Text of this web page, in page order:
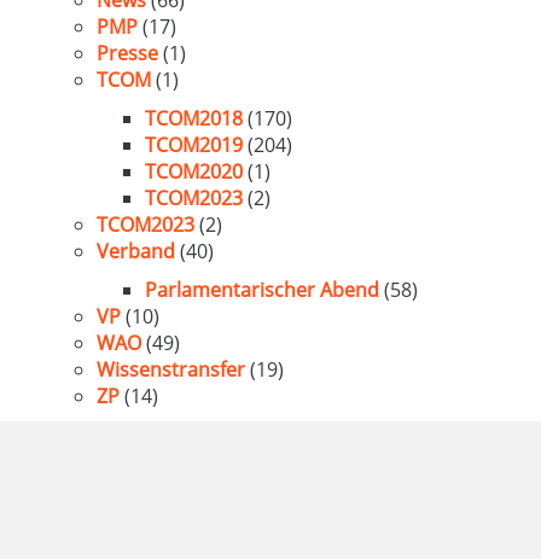
PMP(17)
Presse(1)
TCOM(1)
TCOM2018(170)
TCOM2019(204)
TCOM2020(1)
TCOM2023(2)
TCOM2023(2)
Verband (40)
Parlamentarischer Abend (58)
VP(10)
WAO(49)
Wissenstransfer(19)
ZP(14)